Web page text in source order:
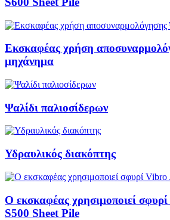
Εκσκαφέας χρήση
μηχάνημα
Ψαλίδι παλιοσίδερων
Υδραυλικός διακόπτης
Ο εκσκαφέας χρησιμοποιεί
S500 Sheet Pile